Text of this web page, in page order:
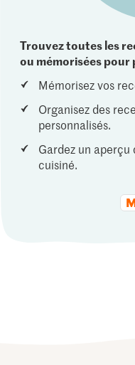
Trouvez toutes les
ou mémorisées
Mémorisez vos
Organisez des
personnalisés.
Gardez un aperçu
cuisiné.